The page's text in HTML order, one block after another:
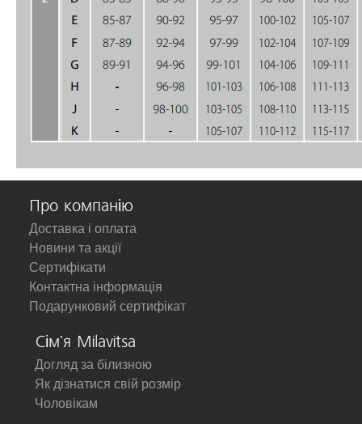
Про компанію
Доставка і оплата
Новини та акції
Сертифікати
Контактна інформація
Подарунковий сертифікат
Сім'я Milavitsa
Догляд за білизною
Як дізнатися свій розмір
Чоловікам